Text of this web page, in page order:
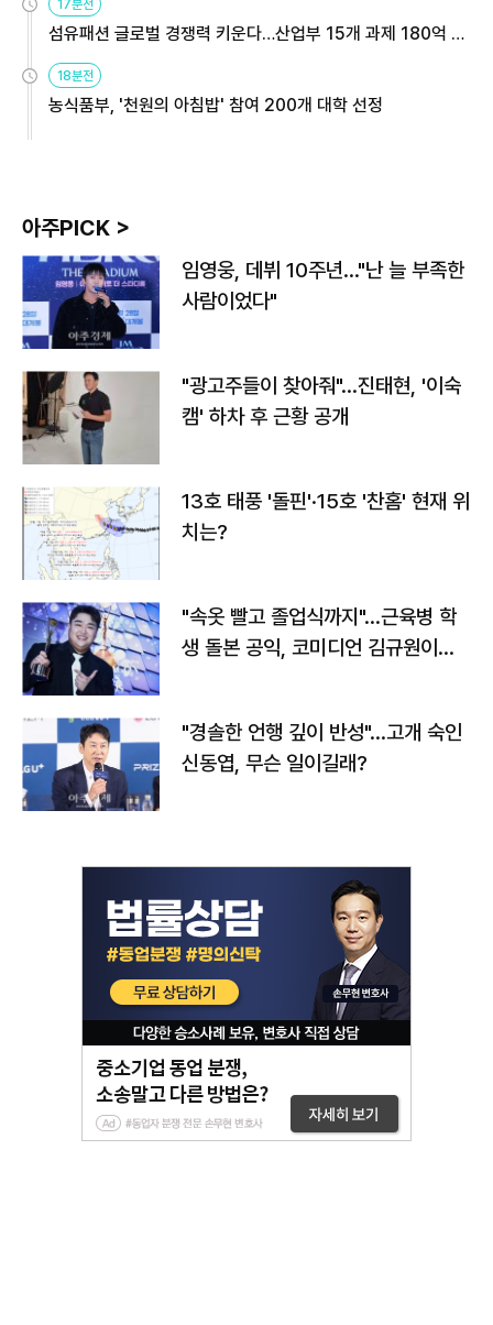
17분전
섬유패션 글로벌 경쟁력 키운다…산업부 15개 과제 180억 지
원
18분전
농식품부, '천원의 아침밥' 참여 200개 대학 선정
아주PICK >
임영웅, 데뷔 10주년…"난 늘 부족한
사람이었다"
"광고주들이 찾아줘"…진태현, '이숙
캠' 하차 후 근황 공개
13호 태풍 '돌핀'·15호 '찬홈' 현재 위
치는?
"속옷 빨고 졸업식까지"…근육병 학
생 돌본 공익, 코미디언 김규원이었
"경솔한 언행 깊이 반성"…고개 숙인
신동엽, 무슨 일이길래?